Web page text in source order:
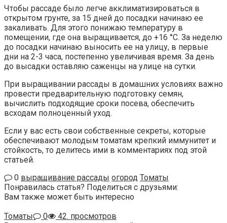
Чтобы рассаде было легче акклиматизироваться в
открытом грунте, за 15 дней до посадки начинаю ее
закаливать. Для этого понижаю температуру в
помещении, где она выращивается, до +16 °С. За неделю
до посадки начинаю выносить ее на улицу, в первые
дни на 2-3 часа, постепенно увеличивая время. За день
до высадки оставляю саженцы на улице на сутки.
При выращивании рассады в домашних условиях важно
провести предварительную подготовку семян,
вычислить подходящие сроки посева, обеспечить
всходам полноценный уход.
Если у вас есть свои собственные секреты, которые
обеспечивают молодым томатам крепкий иммунитет и
стойкость, то делитесь ими в комментариях под этой
статьей.
0 выращивание рассады огород Томаты
Понравилась статья? Поделиться с друзьями:
Вам также может быть интересно
Томаты
0
42. просмотров